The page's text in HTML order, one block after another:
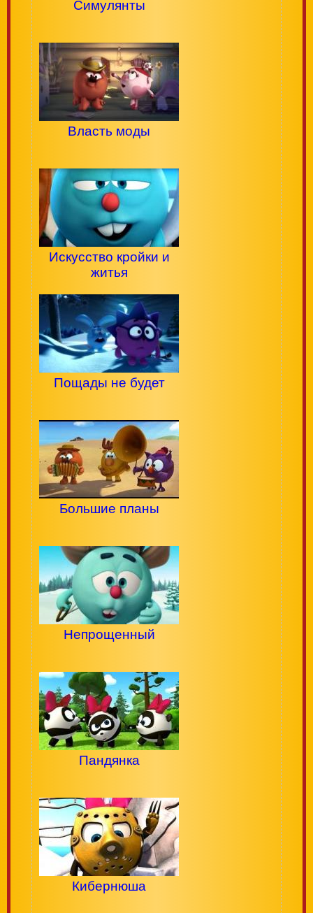
Симулянты
Власть моды
Искусство кройки и
житья
Пощады не будет
Большие планы
Непрощенный
Пандянка
Кибернюша